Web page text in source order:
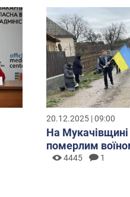
20.12.2025 | 09:00
На
померлим
4445 1